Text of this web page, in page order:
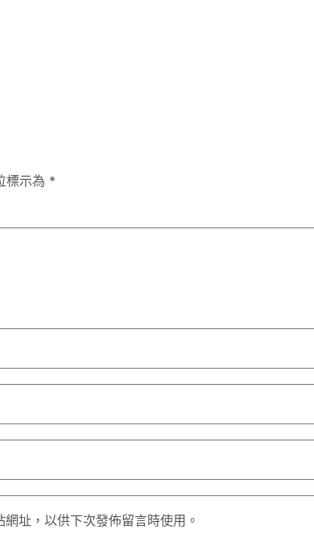
標示為 *
址，以供下次發佈留言時使用。